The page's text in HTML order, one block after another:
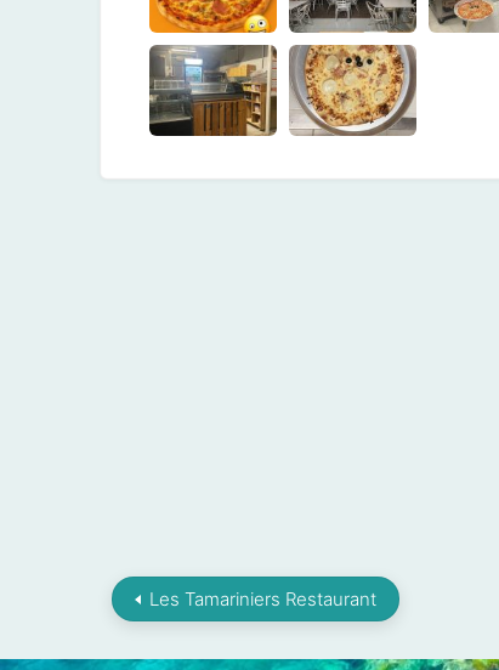
Les Tamariniers Restaurant